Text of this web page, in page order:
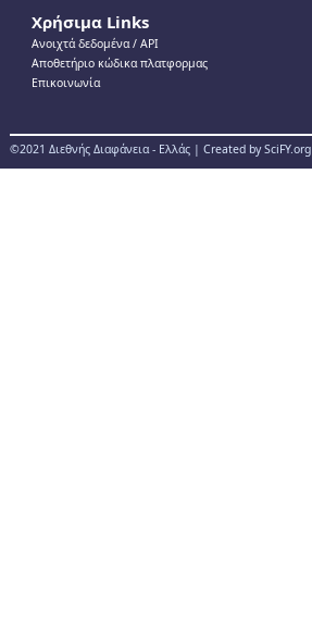
Χρήσιμα Links
Ανοιχτά δεδομένα / ΑPI
Αποθετήριο κώδικα πλατφορμας
Επικοινωνία
©2021 Διεθνής Διαφάνεια - Ελλάς | Created by SciFY.org